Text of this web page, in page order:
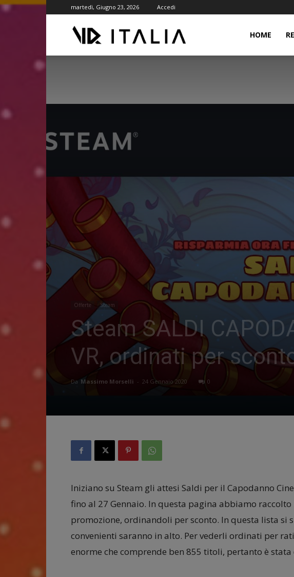
martedì, Giugno 23, 2026 Accedi
HOME
Offerte Steam
Steam SALDI
VR, ordinati per
Da Massimo Morselli - 24 Gennaio 2020 0
Iniziano su Steam gli attesi Saldi per il Capodanno
fino al 27 Gennaio. In questa pagina abbiamo
promozione, ordinandoli per sconto. In questa lista si
convenienti saranno in alto. Per vederli ordinati per
enorme che comprende ben 855 titoli, pertanto è